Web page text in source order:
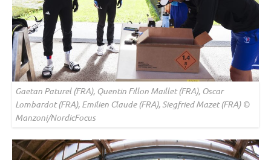
Gaetan Paturel (FRA), Quentin Fillon Maillet (FRA), Oscar
Lombardot (FRA), Emilien Claude (FRA), Siegfried Mazet (FRA) ©
Manzoni/NordicFocus